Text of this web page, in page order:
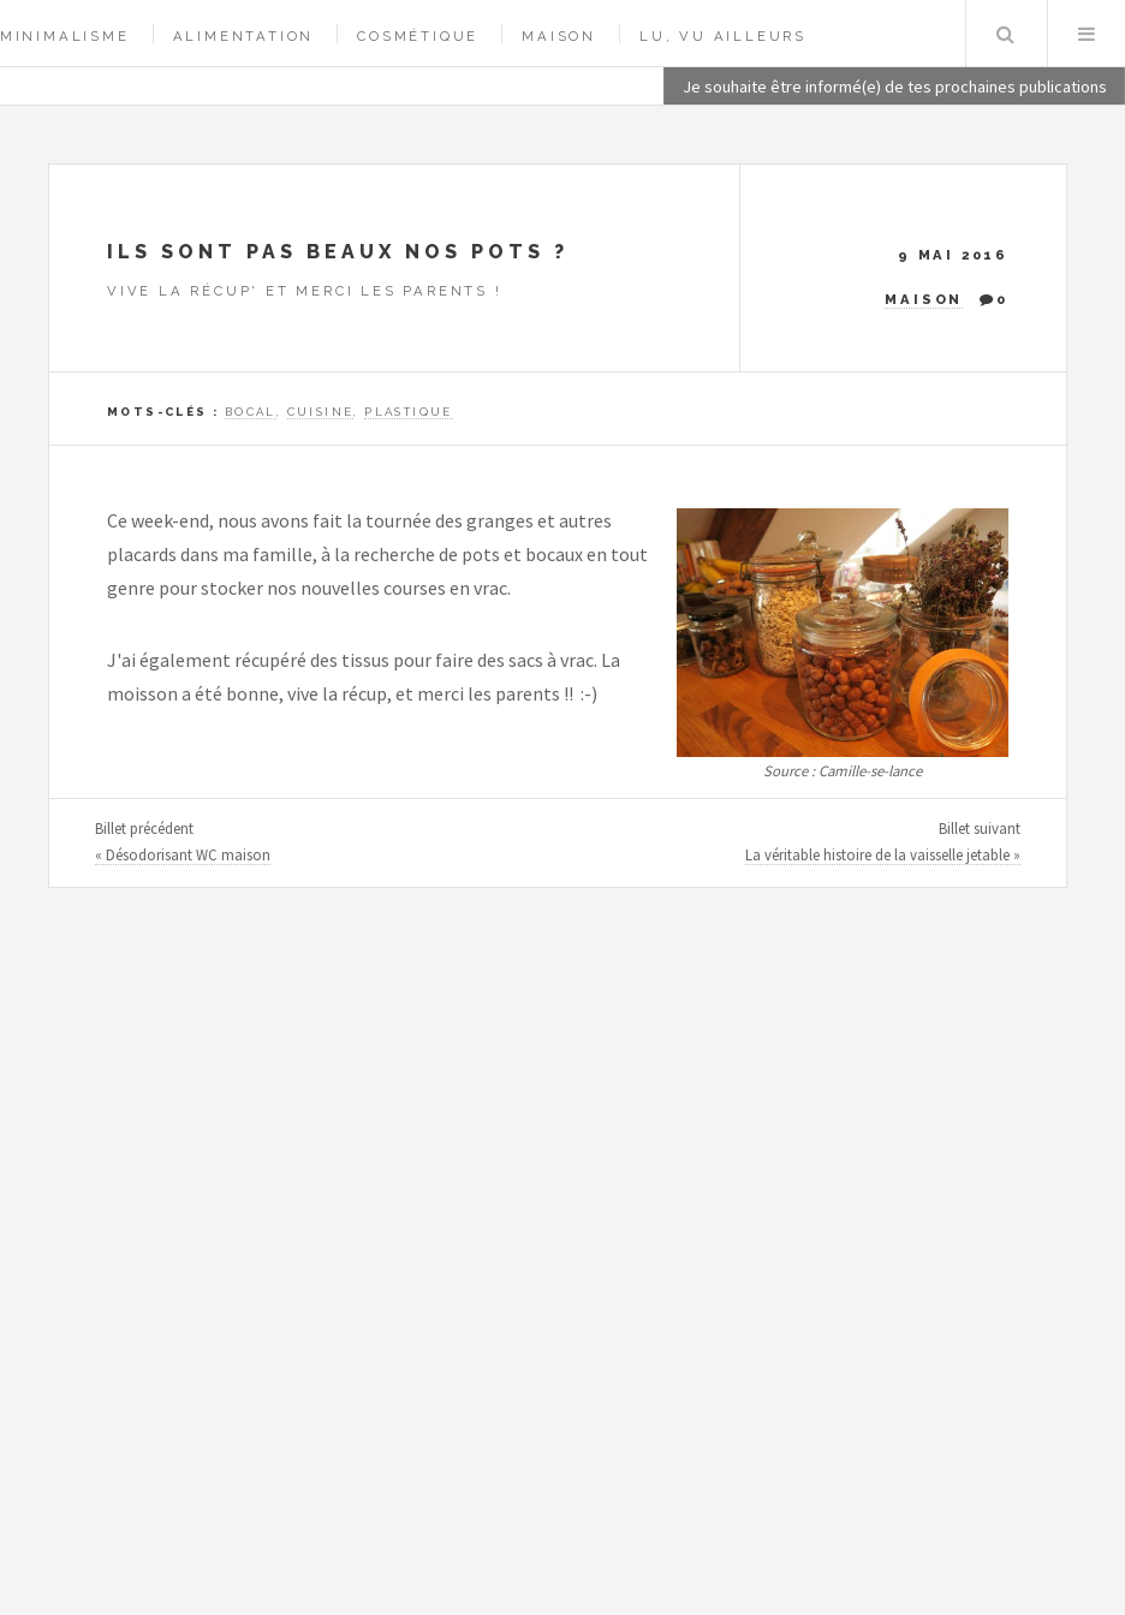
MINIMALISME ALIMENTATION COSMÉTIQUE MAISON LU, VU AILLEURS
Je souhaite être informé(e) de tes prochaines publications
ILS SONT PAS BEAUX NOS POTS ?
VIVE LA RÉCUP' ET MERCI LES PARENTS !
9 MAI 2016
MAISON 0
MOTS-CLÉS : BOCAL CUISINE PLASTIQUE
Source : Camille-se-lance
Ce week-end, nous avons fait la tournée des granges et autres
placards dans ma famille, à la recherche de pots et bocaux en tout
genre pour stocker nos nouvelles courses en vrac.
J'ai également récupéré des tissus pour faire des sacs à vrac. La
moisson a été bonne, vive la récup, et merci les parents !! :-)
Billet précédent
« Désodorisant WC maison
Billet suivant
La véritable histoire de la vaisselle jetable »